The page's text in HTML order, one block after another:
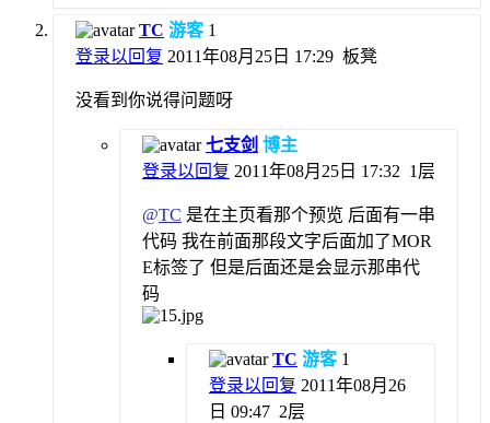
TC 游客 1
登录以回复 2011年08月25日 17:29 板凳
没看到你说得问题呀
七支剑 博主
登录以回复 2011年08月25日 17:32 1层
@TC 是在主页看那个预览 后面有一串
代码 我在前面那段文字后面加了MOR
E标签了 但是后面还是会显示那串代
码
TC 游客 1
登录以回复 2011年08月26
日 09:47 2层